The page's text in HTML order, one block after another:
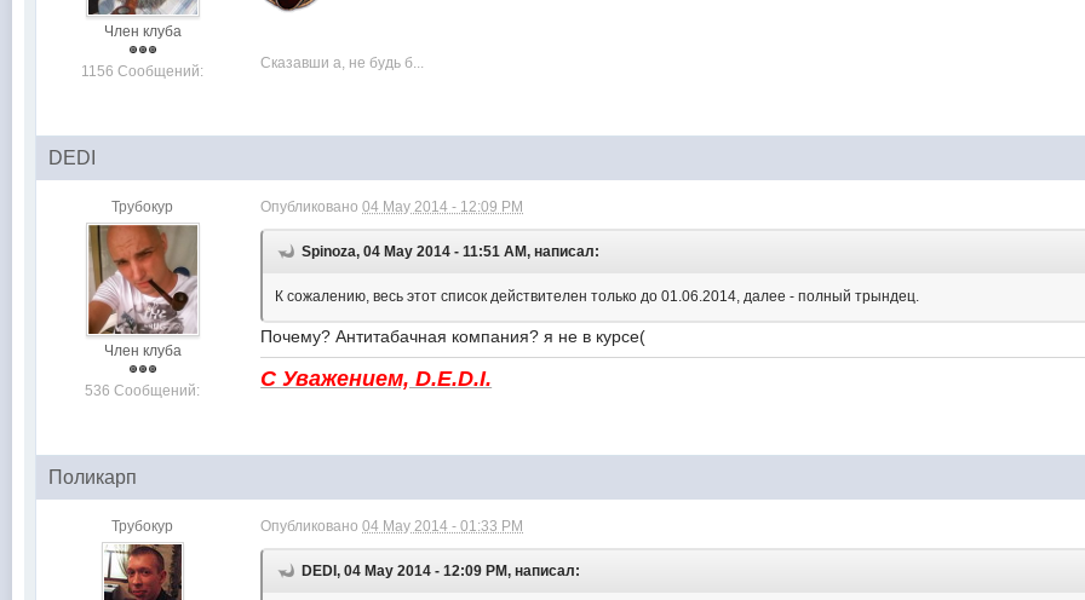
Член клуба
1156 Сообщений:
Сказавши а, не будь б...
DEDI
Трубокур
Член клуба
536 Сообщений:
Опубликовано04 May 2014 - 12:09 PM
Spinoza, 04 May 2014 - 11:51 AM, написал:
К сожалению, весь этот список действителен только до 01.06.2014, далее - полный трындец.
Почему? Антитабачная компания? я не в курсе(
С Уважением, D.E.D.I.
Поликарп
Трубокур Опубликовано04 May 2014 - 01:33 PM
DEDI, 04 May 2014 - 12:09 PM, написал: